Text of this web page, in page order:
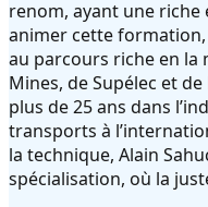
renom, ayant une
animer cette formation,
au parcours riche en la
Mines, de Supélec et de
plus de 25 ans dans
transports à
la technique, Alain
spécialisation, où la